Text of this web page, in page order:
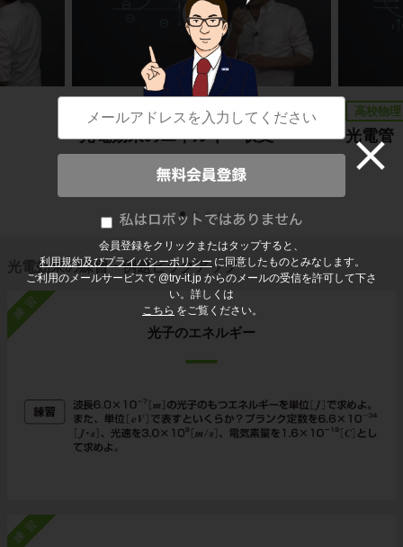
会員登録をクリックまたはタップすると、
利用規約及びプライバシーポリシー に同意したものとみなします。
ご利用のメールサービスで @try-it.jp からのメールの受信を許可して下さ
い。詳しくは
こちら をご覧ください。
光電効果のエネルギー収支
高校物理
光電管
高校物理
光電効果の練習・例題ピックアップ
練習
光子のエネルギー
練習